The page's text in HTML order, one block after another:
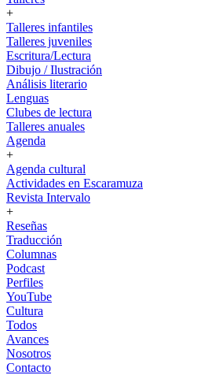
+
Talleres infantiles
Talleres juveniles
Escritura/Lectura
Dibujo / Ilustración
Análisis literario
Lenguas
Clubes de lectura
Talleres anuales
Agenda
+
Agenda cultural
Actividades en Escaramuza
Revista Intervalo
+
Reseñas
Traducción
Columnas
Podcast
Perfiles
YouTube
Cultura
Todos
Avances
Nosotros
Contacto